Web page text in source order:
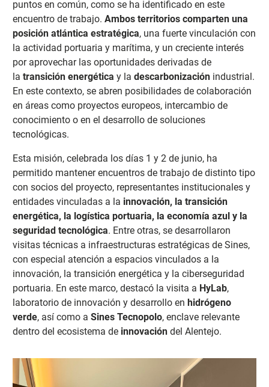
puntos en común, como se ha identificado en este
encuentro de trabajo. Ambos territorios comparten una
posición atlántica estratégica, una fuerte vinculación con
la actividad portuaria y marítima, y un creciente interés
por aprovechar las oportunidades derivadas de
la transición energética y la descarbonizaciónindustrial.
En este contexto, se abren posibilidades de colaboración
en áreas como proyectos europeos, intercambio de
conocimiento o en el desarrollo de soluciones
tecnológicas.
Esta misión, celebrada los días 1 y 2 de junio, ha
permitido mantener encuentros de trabajo de distinto tipo
con socios del proyecto, representantes institucionales y
entidades vinculadas a la innovación, la transición
energética, la logística portuaria, la economía azul y la
seguridad tecnológica. Entre otras, se desarrollaron
visitas técnicas a infraestructuras estratégicas de Sines,
con especial atención a espacios vinculados a la
innovación, la transición energética y la ciberseguridad
portuaria. En este marco, destacó la visita a HyLab,
laboratorio de innovación y desarrollo en hidrógeno
verde, así como a Sines Tecnopolo, enclave relevante
dentro del ecosistema de innovacióndel Alentejo.